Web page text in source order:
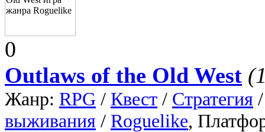
0
Outlaws of the Old West
Жанр: RPG / Квест / Стратегия
выживания / Roguelike,